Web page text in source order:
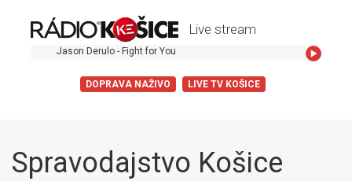
Live stream
Jason Derulo - Fight for You
DOPRAVA NAŽIVO LIVE TV KOŠICE
Spravodajstvo Košice